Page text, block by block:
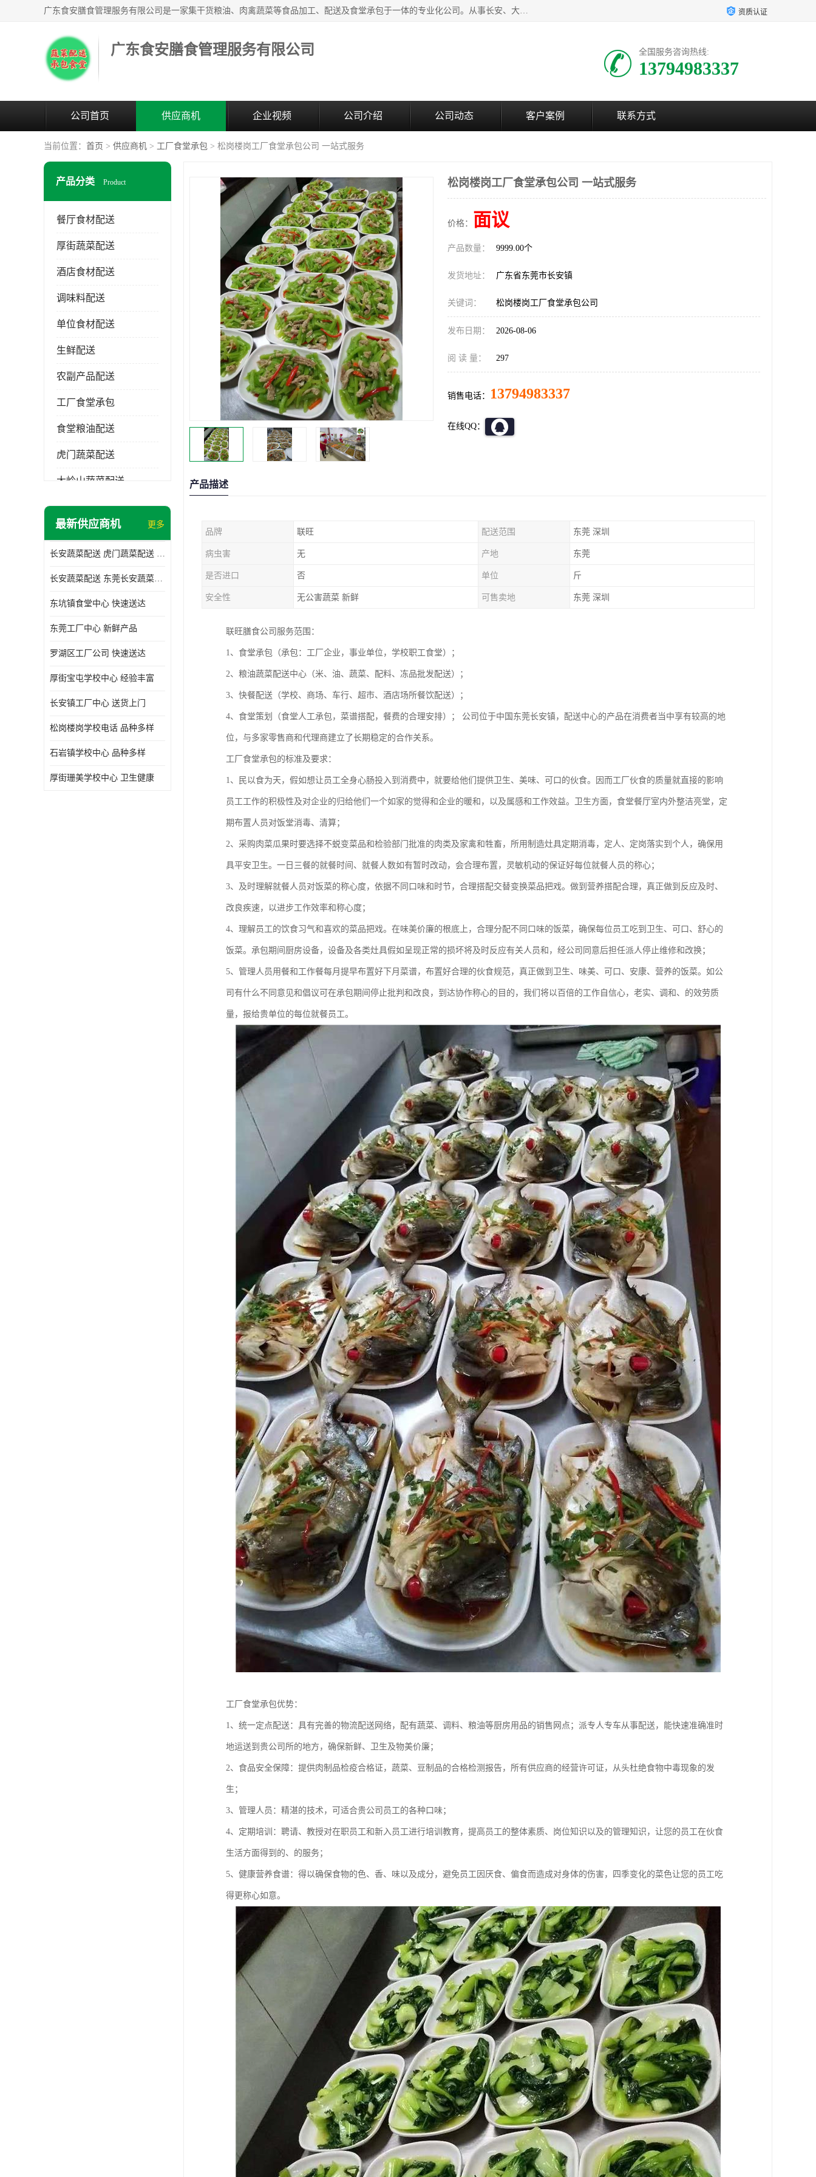
广东食安膳食管理服务有限公司是一家集干货粮油、肉禽蔬菜等食品加工、配送及食堂承包于一体的专业化公司。从事长安、大朗、大岭山、厚街、虎门等地区的蔬菜配送服务。 专业的服务队伍，以及完善的服务机制，经过多年的努力拼搏，赢得了广大客户的信赖和支持。 资质认证
广东食安膳食管理服务有限公司 全国服务咨询热线:
13794983337
公司首页 供应商机 企业视频 公司介绍 公司动态 客户案例 联系方式
当前位置： 首页 > 供应商机 > 工厂食堂承包 > 松岗楼岗工厂食堂承包公司 一站式服务
产品分类 Product
餐厅食材配送
厚街蔬菜配送
酒店食材配送
调味料配送
单位食材配送
生鲜配送
农副产品配送
工厂食堂承包
食堂粮油配送
虎门蔬菜配送
大岭山蔬菜配送
长安蔬菜配送
最新供应商机 更多
长安蔬菜配送 虎门蔬菜配送 厚街蔬菜配送 大朗蔬菜配送
长安蔬菜配送 东莞长安蔬菜配送哪家好
东坑镇食堂中心 快速送达
东莞工厂中心 新鲜产品
罗湖区工厂公司 快速送达
厚街宝屯学校中心 经验丰富
长安镇工厂中心 送货上门
松岗楼岗学校电话 品种多样
石岩镇学校中心 品种多样
厚街珊美学校中心 卫生健康
松岗楼岗工厂食堂承包公司 一站式服务
价格： 面议
产品数量： 9999.00个
发货地址： 广东省东莞市长安镇
关键词： 松岗楼岗工厂食堂承包公司
发布日期： 2026-08-06
阅 读 量： 297
销售电话： 13794983337
在线QQ：
产品描述
品牌 联旺 配送范围 东莞 深圳
病虫害 无 产地 东莞
是否进口 否 单位 斤
安全性 无公害蔬菜 新鲜 可售卖地 东莞 深圳
联旺膳食公司服务范围：
1、食堂承包（承包：工厂企业，事业单位，学校职工食堂）；
2、粮油蔬菜配送中心（米、油、蔬菜、配料、冻品批发配送）；
3、快餐配送（学校、商场、车行、超市、酒店场所餐饮配送）；
4、食堂策划（食堂人工承包，菜谱搭配，餐费的合理安排）； 公司位于中国东莞长安镇，配送中心的产品在消费者当中享有较高的地
位，与多家零售商和代理商建立了长期稳定的合作关系。
工厂食堂承包的标准及要求：
1、民以食为天，假如想让员工全身心肠投入到消费中，就要给他们提供卫生、美味、可口的伙食。因而工厂伙食的质量就直接的影响
员工工作的积极性及对企业的归给他们一个如家的觉得和企业的暖和，以及属感和工作效益。卫生方面，食堂餐厅室内外整洁亮堂，定
期布置人员对饭堂消毒、清算；
2、采购肉菜瓜果时要选择不蜕变菜品和检验部门批准的肉类及家禽和牲畜，所用制造灶具定期消毒，定人、定岗落实到个人，确保用
具平安卫生。一日三餐的就餐时间、就餐人数如有暂时改动，会合理布置，灵敏机动的保证好每位就餐人员的称心；
3、及时理解就餐人员对饭菜的称心度，依据不同口味和时节，合理搭配交替变换菜品把戏。做到营养搭配合理，真正做到反应及时、
改良疾速，以进步工作效率和称心度；
4、理解员工的饮食习气和喜欢的菜品把戏。在味美价廉的根底上，合理分配不同口味的饭菜，确保每位员工吃到卫生、可口、舒心的
饭菜。承包期间厨房设备，设备及各类灶具假如呈现正常的损坏将及时反应有关人员和，经公司同意后担任派人停止维修和改换；
5、管理人员用餐和工作餐每月提早布置好下月菜谱，布置好合理的伙食规范，真正做到卫生、味美、可口、安康、营养的饭菜。如公
司有什么不同意见和倡议可在承包期间停止批判和改良，到达协作称心的目的，我们将以百倍的工作自信心，老实、调和、的效劳质
量，报给贵单位的每位就餐员工。
工厂食堂承包优势：
1、统一定点配送：具有完善的物流配送网络，配有蔬菜、调料、粮油等厨房用品的销售网点；派专人专车从事配送，能快速准确准时
地运送到贵公司所的地方，确保新鲜、卫生及物美价廉；
2、食品安全保障：提供肉制品检疫合格证，蔬菜、豆制品的合格检测报告，所有供应商的经营许可证，从头杜绝食物中毒现象的发
生；
3、管理人员：精湛的技术，可适合贵公司员工的各种口味；
4、定期培训：聘请、教授对在职员工和新入员工进行培训教育，提高员工的整体素质、岗位知识以及的管理知识，让您的员工在伙食
生活方面得到的、的服务；
5、健康营养食谱：得以确保食物的色、香、味以及成分，避免员工因厌食、偏食而造成对身体的伤害，四季变化的菜色让您的员工吃
得更称心如意。